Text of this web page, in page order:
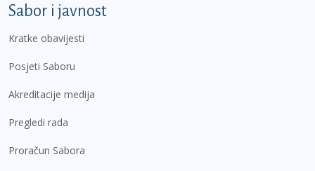
Sabor i javnost
Kratke obavijesti
Posjeti Saboru
Akreditacije medija
Pregledi rada
Proračun Sabora